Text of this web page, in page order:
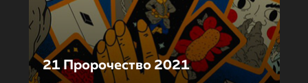
21 Пророчество 2021